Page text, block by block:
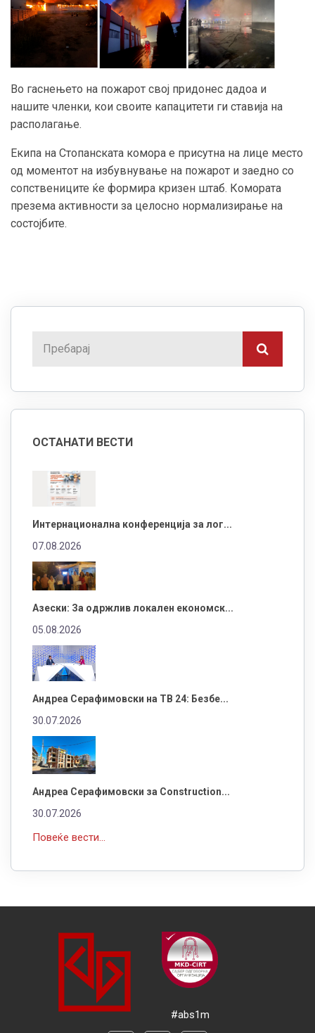
Во гаснењето на пожарот свој придонес дадоа и
нашите членки, кои своите капацитети ги ставија на
располагање.
Екипа на Стопанската комора е присутна на лице место
од моментот на избувнување на пожарот и заедно со
сопствениците ќе формира кризен штаб. Комората
презема активности за целосно нормализирање на
состојбите.
ОСТАНАТИ ВЕСТИ
Интернационална конференција за лог...
07.08.2026
Азески: За одржлив локален економск...
05.08.2026
Андреа Серафимовски на ТВ 24: Безбе...
30.07.2026
Андреа Серафимовски за Construction...
30.07.2026
Повеќе вести...
#abs1m